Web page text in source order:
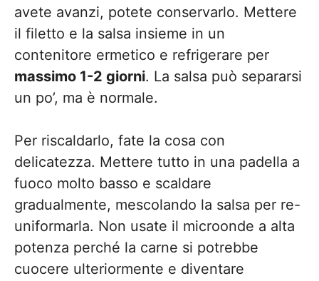
avete avanzi, potete conservarlo. Mettere
il filetto e la salsa insieme in un
contenitore ermetico e refrigerare per
massimo 1-2 giorni. La salsa può separarsi
un po’, ma è normale.
Per riscaldarlo, fate la cosa con
delicatezza. Mettere tutto in una padella a
fuoco molto basso e scaldare
gradualmente, mescolando la salsa per re-
uniformarla. Non usate il microonde a alta
potenza perché la carne si potrebbe
cuocere ulteriormente e diventare